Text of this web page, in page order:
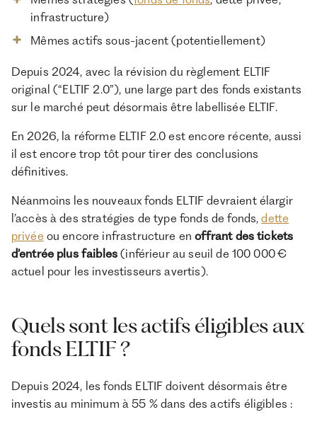
infrastructure)
Mêmes actifs sous-jacent (potentiellement)
Depuis 2024, avec la révision du règlement ELTIF
original (“ELTIF 2.0”), une large part des fonds existants
sur le marché peut désormais être labellisée ELTIF.
En 2026, la réforme ELTIF 2.0 est encore récente, aussi
il est encore trop tôt pour tirer des conclusions
définitives.
Néanmoins les nouveaux fonds ELTIF devraient élargir
l’accès à des stratégies de type fonds de fonds,dette
privée ou encore infrastructure enoffrant des tickets
d’entrée plus faibles (inférieur au seuil de 100 000 €
actuel pour les investisseurs avertis).
Quels sont les actifs éligibles aux
fonds ELTIF ?
Depuis 2024, les fonds ELTIF doivent désormais être
investis au minimum à 55 % dans des actifs éligibles :